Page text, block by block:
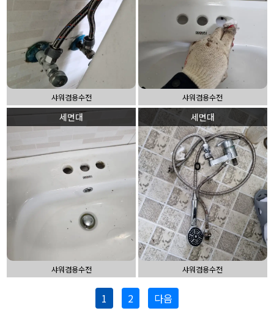
샤워겸용수전 샤워겸용수전
세면대
샤워겸용수전
세면대
샤워겸용수전
1 2 다음